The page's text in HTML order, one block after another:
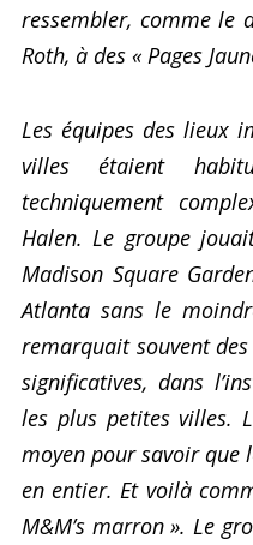
ressembler, comme le
Roth, à des « Pages
Les équipes des lieux
villes étaient
techniquement
Halen. Le groupe
Madison Square
Atlanta sans le
remarquait souvent
significatives, dans
les plus petites villes.
moyen pour savoir que
en entier. Et voilà
M&M’s marron ». Le